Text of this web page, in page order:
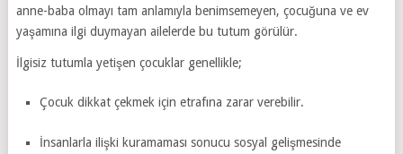
anne-baba olmayı tam anlamıyla benimsemeyen, çocuğuna ve ev
yaşamına ilgi duymayan ailelerde bu tutum görülür.
İlgisiz tutumla yetişen çocuklar genellikle;
Çocuk dikkat çekmek için etrafına zarar verebilir.
İnsanlarla ilişki kuramaması sonucu sosyal gelişmesinde